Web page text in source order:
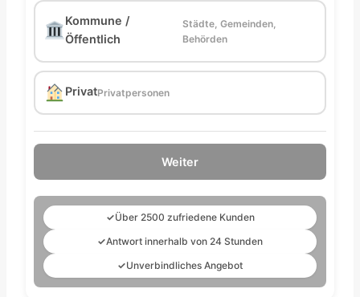
Kommune /
Öffentlich
Städte, Gemeinden,
Behörden
PrivatPrivatpersonen
Weiter
✓Über 2500 zufriedene Kunden
✓Antwort innerhalb von 24 Stunden
✓Unverbindliches Angebot